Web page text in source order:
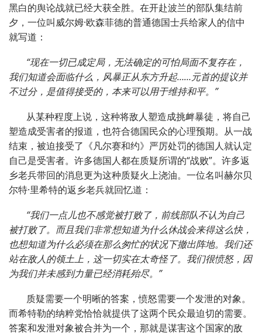
黑白的舆论战就已经大获全胜。在开赴波兰的部队集结前
夕，一位叫威尔姆·欧森菲德的普通德国士兵给家人的信中
就写道：
“现在一切已成定局，无法确定的可怕局面不复存在，
我们知道会面临什么，风暴正从东方升起……元首的提议并
不过分，是值得接受的，本来可以用于维持和平。”
从某种程度上说，这种将敌人塑造成挑衅暴徒，将自己
塑造成受害者的报道，也符合德国民众的心理预期。从一战
结束，被迫接受了《凡尔赛和约》严厉处罚的德国人就认定
自己是受害者。许多德国人都在质疑所谓的“战败”。许多返
乡老兵带回的消息更为这种质疑火上浇油。一位名叫赫尔贝
尔特·里希特的返乡老兵就回忆道：
“我们一点儿也不感觉被打败了，前线部队不认为自己
被打败了。而且我们非常想知道为什么休战会来得这么快，
也想知道为什么必须在那么匆忙的状况下撤出阵地。我们还
站在敌人的领土上，这一切实在太奇怪了。我们很愤怒，因
为我们并未感到力量已经消耗殆尽。”
质疑需要一个明晰的答案，愤怒需要一个发泄的对象。
而希特勒的纳粹党恰恰就提供了这两个民众最迫切的需要。
答案和发泄对象被合并为一个，那就是谋害这个国家的敌